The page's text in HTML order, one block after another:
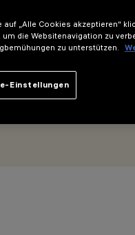
- DALI Powerline -
auf „Alle Cookies akzeptieren“
um die Websitenavigation zu
zu unterstützen.
Einstellungen